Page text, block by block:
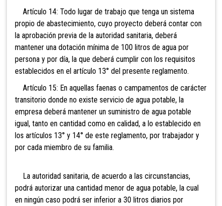
Artículo 14: Todo lugar de trabajo que tenga un sistema
propio de abastecimiento, cuyo proyecto deberá contar con
la aprobación previa de la autoridad sanitaria, deberá
mantener una dotación mínima de 100 litros de agua por
persona y por día, la que deberá cumplir con los requisitos
establecidos en el artículo 13° del presente reglamento.
Artículo 15: En aquellas faenas o campamentos de carácter
transitorio donde no existe servicio de agua potable, la
empresa deberá mantener un suministro de agua potable
igual, tanto en cantidad como en calidad, a lo establecido en
los artículos 13° y 14° de este reglamento, por trabajador y
por cada miembro de su familia.
La autoridad sanitaria, de acuerdo a las circunstancias,
podrá autorizar una cantidad menor de agua potable, la cual
en ningún caso podrá ser inferior a 30 litros diarios por